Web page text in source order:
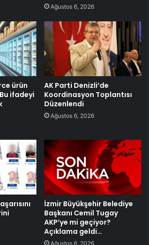
Ağustos 6, 2026
ürün
ifadeyi
AK Parti Denizli’de
Koordinasyon Toplantısı
Düzenlendi
Ağustos 6, 2026
İzmir Büyükşehir Belediye
Başkanı Cemil Tugay
AKP’ye mi geçiyor?
Açıklama geldi…
Ağustos 6, 2026